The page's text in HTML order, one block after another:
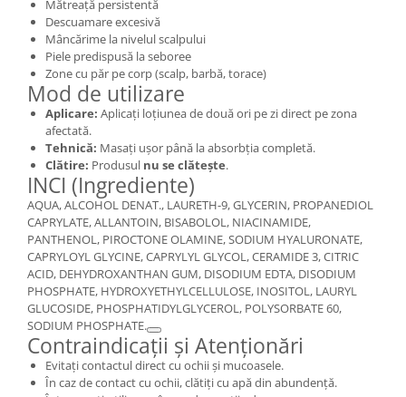
Mătreață persistentă
Descuamare excesivă
Mâncărime la nivelul scalpului
Piele predispusă la seboree
Zone cu păr pe corp (scalp, barbă, torace)
Mod de utilizare
Aplicare: Aplicați loțiunea de două ori pe zi direct pe zona
afectată.
Tehnică: Masați ușor până la absorbția completă.
Clătire: Produsul nu se clătește.
INCI (Ingrediente)
AQUA, ALCOHOL DENAT., LAURETH-9, GLYCERIN, PROPANEDIOL
CAPRYLATE, ALLANTOIN, BISABOLOL, NIACINAMIDE,
PANTHENOL, PIROCTONE OLAMINE, SODIUM HYALURONATE,
CAPRYLOYL GLYCINE, CAPRYLYL GLYCOL, CERAMIDE 3, CITRIC
ACID, DEHYDROXANTHAN GUM, DISODIUM EDTA, DISODIUM
PHOSPHATE, HYDROXYETHYLCELLULOSE, INOSITOL, LAURYL
GLUCOSIDE, PHOSPHATIDYLGLYCEROL, POLYSORBATE 60,
SODIUM PHOSPHATE.
Contraindicații și Atenționări
Evitați contactul direct cu ochii și mucoasele.
În caz de contact cu ochii, clătiți cu apă din abundență.